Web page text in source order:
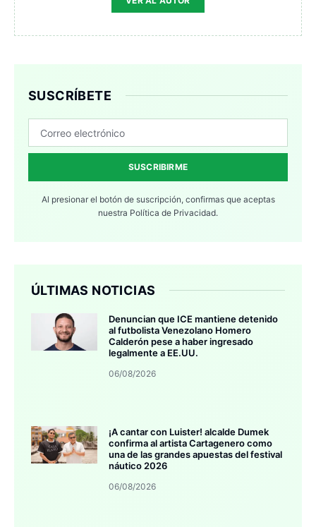
SUSCRÍBETE
SUSCRIBIRME
Al presionar el botón de suscripción, confirmas que aceptas
nuestra Política de Privacidad.
ÚLTIMAS NOTICIAS
Denuncian que ICE mantiene detenido
al futbolista Venezolano Homero
Calderón pese a haber ingresado
legalmente a EE.UU.
06/08/2026
¡A cantar con Luister! alcalde Dumek
confirma al artista Cartagenero como
una de las grandes apuestas del festival
náutico 2026
06/08/2026